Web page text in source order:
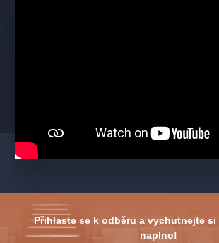
Ivo Janda
Skladatel · Zpěv
Moderátoři
Přihlaste se k odběru a vychutnejte
naplno!